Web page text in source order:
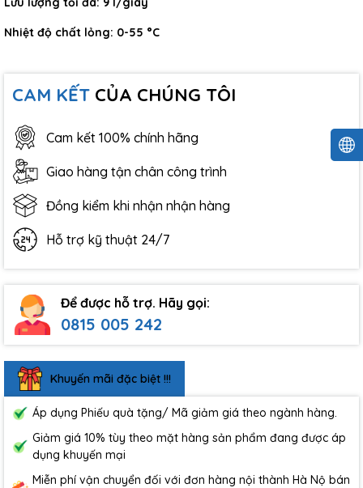
Nhiệt độ chất lỏng: 0-55 °C
CAM KẾT CỦA CHÚNG TÔI
Cam kết 100% chính hãng
Giao hàng tận chân công trình
Đồng kiểm khi nhận nhận hàng
Hỗ trợ kỹ thuật 24/7
Để được hỗ trợ. Hãy gọi:
0815 005 242
Khuyến mãi đặc biệt !!!
Áp dụng Phiếu quà tặng/ Mã giảm giá theo ngành hàng.
Giảm giá 10% tùy theo mặt hàng sản phẩm đang được áp
dụng khuyến mại
Miễn phí vận chuyển đối với đơn hàng nội thành Hà Nộ bán